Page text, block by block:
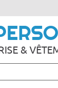
&